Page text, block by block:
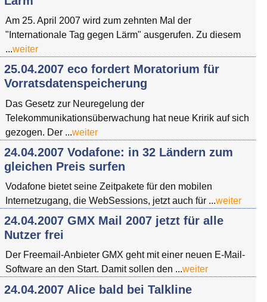
Am 25. April 2007 wird zum zehnten Mal der
"Internationale Tag gegen Lärm" ausgerufen. Zu diesem
...weiter
25.04.2007 eco fordert Moratorium für
Vorratsdatenspeicherung
Das Gesetz zur Neuregelung der
Telekommunikationsüberwachung hat neue Kririk auf sich
gezogen. Der ...weiter
24.04.2007 Vodafone: in 32 Ländern zum
gleichen Preis surfen
Vodafone bietet seine Zeitpakete für den mobilen
Internetzugang, die WebSessions, jetzt auch für ...weiter
24.04.2007 GMX Mail 2007 jetzt für alle
Nutzer frei
Der Freemail-Anbieter GMX geht mit einer neuen E-Mail-
Software an den Start. Damit sollen den ...weiter
24.04.2007 Alice bald bei Talkline